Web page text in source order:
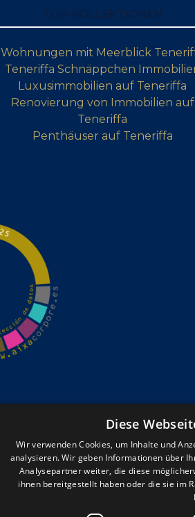
Wohnungen mit Meerblick
Teneriffa Schnäppchen
Luxusimmobilien auf Teneriffa
Renovierung von Immobilien auf
Teneriffa
Penthäuser auf Teneriffa
Diese
Wir verwenden Cookies, um Inhalte und
analysieren. Wir geben Informationen über
Analysepartner weiter, die diese
ihnen bereitgestellt haben oder die sie im